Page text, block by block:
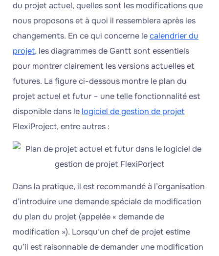
du projet actuel, quelles sont les modifications que
nous proposons et à quoi il ressemblera après les
changements. En ce qui concerne lecalendrier du
projet, les diagrammes de Gantt sont essentiels
pour montrer clairement les versions actuelles et
futures. La figure ci-dessous montre le plan du
projet actuel et futur – une telle fonctionnalité est
disponible dans le logiciel de gestion de projet
FlexiProject, entre autres :
Dans la pratique, il est recommandé à l’organisation
d’introduire une demande spéciale de modification
du plan du projet (appelée « demande de
modification »). Lorsqu’un chef de projet estime
qu’il est raisonnable de demander une modification